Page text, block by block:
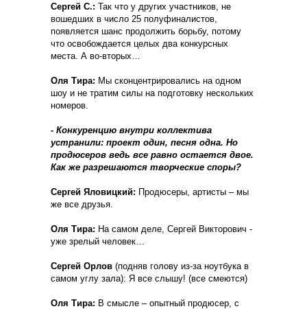
Сергей С.: Так что у других участников, не
вошедших в число 25 полуфиналистов,
появляется шанс продолжить борьбу, потому
что освобождается целых два конкурсных
места. А во-вторых…
Оля Тира: Мы сконцентрировались на одном
шоу и не тратим силы на подготовку нескольких
номеров.
- Конкуренцию внутри коллектива
устранили: проект один, песня одна. Но
продюсеров ведь все равно остается двое.
Как же разрешаются творческие споры?
Сергей Яловицкий: Продюсеры, артисты – мы
же все друзья.
Оля Тира: На самом деле, Сергей Викторович -
уже зрелый человек…
Сергей Орлов (подняв голову из-за ноутбука в
самом углу зала): Я все слышу! (все смеются)
Оля Тира: В смысле – опытный продюсер, с